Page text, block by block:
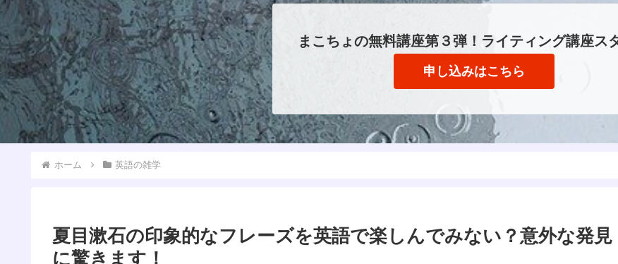
まこちょの無料講座第３弾！ライティング講座ス
申し込みはこちら
ホーム 英語の雑学
夏目漱石の印象的なフレーズを英語で楽しんでみない？意外な発見
に驚きます！